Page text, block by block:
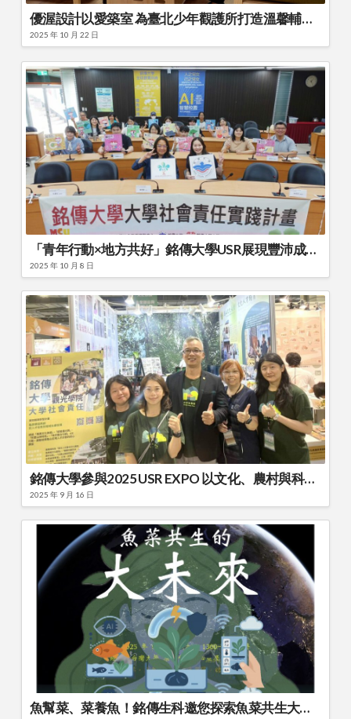
優渥設計以愛築室 為臺北少年觀護所打造溫馨輔導空間 歐德集團優渥設計攜手公部門共創正向成長環境
2025 年 10 月 22 日
「青年行動×地方共好」銘傳大學USR展現豐沛成果發表
2025 年 10 月 8 日
銘傳大學參與2025 USR EXPO 以文化、農村與科技共創龜山永續
2025 年 9 月 16 日
魚幫菜、菜養魚！銘傳生科邀您探索魚菜共生大未來